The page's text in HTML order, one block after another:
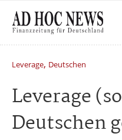
Leverage, Deutschen
Leverage
Deutschen